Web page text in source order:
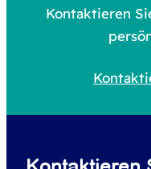
c
Kontaktieren